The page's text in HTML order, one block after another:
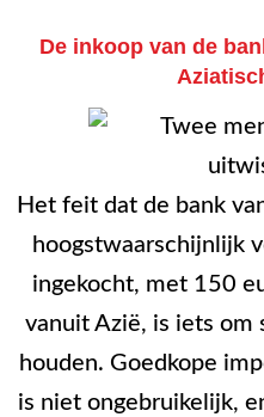
De inkoop van de
Het feit dat de bank
hoogstwaarschijnlijk
ingekocht, met 150
vanuit Azië, is iets om
houden. Goedkope
is niet ongebruikelijk,